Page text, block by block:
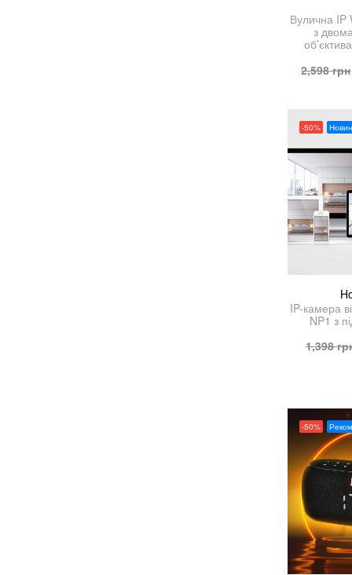
Вулична IP
з
2,598грн
-50%
IP-камера
NP1 з
1,398
-50%